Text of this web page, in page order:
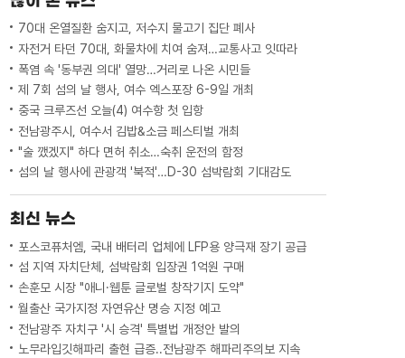
70대 온열질환 숨지고, 저수지 물고기 집단 폐사
자전거 타던 70대, 화물차에 치여 숨져…교통사고 잇따라
폭염 속 '동부권 의대' 열망…거리로 나온 시민들
제 7회 섬의 날 행사, 여수 엑스포장 6-9일 개최
중국 크루즈선 오늘(4) 여수항 첫 입항
전남광주시, 여수서 김밥&소금 페스티벌 개최
"술 깼겠지" 하다 면허 취소…숙취 운전의 함정
섬의 날 행사에 관광객 '북적'…D-30 섬박람회 기대감도
최신 뉴스
포스코퓨처엠, 국내 배터리 업체에 LFP용 양극재 장기 공급
섬 지역 자치단체, 섬박람회 입장권 1억원 구매
손훈모 시장 "애니·웹툰 글로벌 창작기지 도약"
월출산 국가지정 자연유산 명승 지정 예고
전남광주 자치구 '시 승격' 특별법 개정안 발의
노무라입깃해파리 출현 급증..전남광주 해파리주의보 지속